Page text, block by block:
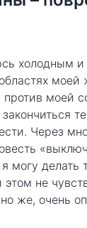
холодным
против моей
Через
могу делать
этом не
же, очень